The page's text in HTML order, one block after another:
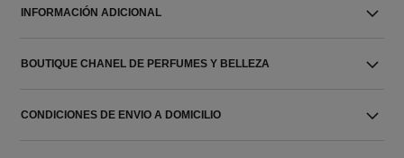
INFORMACIÓN ADICIONAL
BOUTIQUE CHANEL DE PERFUMES Y BELLEZA
CONDICIONES DE ENVIO A DOMICILIO